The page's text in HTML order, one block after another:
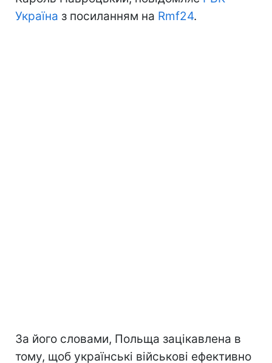
Україна з посиланням на Rmf24.
За його словами, Польща зацікавлена в
тому, щоб українські військові ефективно